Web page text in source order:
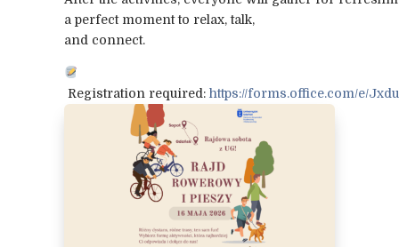
a perfect moment to relax, talk,
and connect.
Registration required: https://forms.office.com/e/